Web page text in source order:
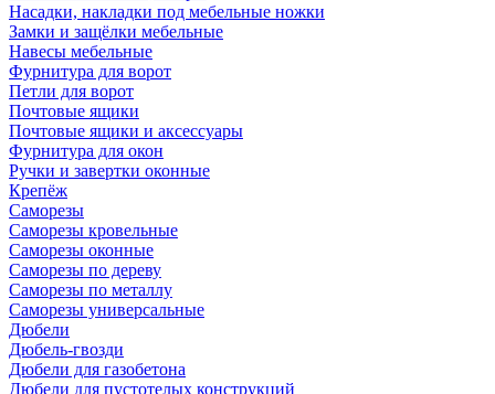
Насадки, накладки под мебельные ножки
Замки и защёлки мебельные
Навесы мебельные
Фурнитура для ворот
Петли для ворот
Почтовые ящики
Почтовые ящики и аксессуары
Фурнитура для окон
Ручки и завертки оконные
Крепёж
Саморезы
Саморезы кровельные
Саморезы оконные
Саморезы по дереву
Саморезы по металлу
Саморезы универсальные
Дюбели
Дюбель-гвозди
Дюбели для газобетона
Дюбели для пустотелых конструкций